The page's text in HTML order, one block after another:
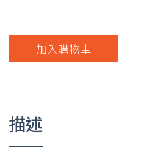
加入購物車
描述